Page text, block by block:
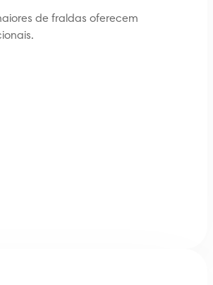
de fraldas oferecem